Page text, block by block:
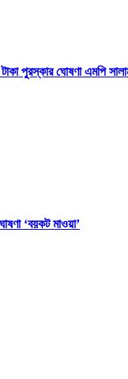
পুরস্কার ঘোষণা এমপি
‘বয়কট মাওয়া’